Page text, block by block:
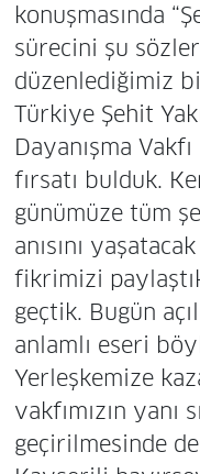
konuşmasında
sürecini şu
düzenlediğimiz
Türkiye Şehit
Dayanışma
fırsatı bulduk.
günümüze tüm
anısını
fikrimizi
geçtik. Bugün
anlamlı eseri
Yerleşkemize
vakfımızın
geçirilmesinde